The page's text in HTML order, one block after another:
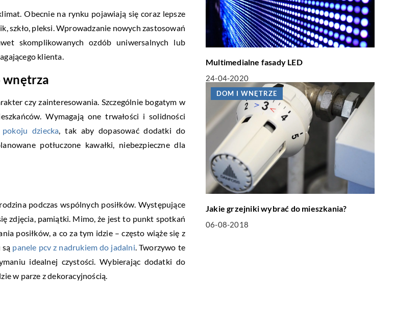
Obecnie na rynku pojawiają się coraz lepsze
szkło, pleksi. Wprowadzanie nowych zastosowań
skomplikowanych ozdób uniwersalnych lub
klienta.
wnętrza
czy zainteresowania. Szczególnie bogatym w
Wymagają one trwałości i solidności
dziecka, tak aby dopasować dodatki do
potłuczone kawałki, niebezpieczne dla
podczas wspólnych posiłków. Występujące
zdjęcia, pamiątki. Mimo, że jest to punkt spotkań
posiłków, a co za tym idzie – często wiąże się z
są panele pcv z nadrukiem do jadalni. Tworzywo te
idealnej czystości. Wybierając dodatki do
w parze z dekoracyjnością.
Multimedialne fasady LED
24-04-2020
DOM I WNĘTRZE
Jakie grzejniki wybrać do mieszkania?
06-08-2018